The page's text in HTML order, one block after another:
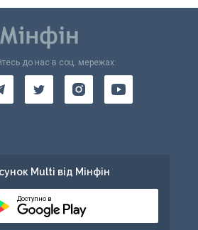
до нас в соц. мережах:
Multi від Мінфін
Доступно в